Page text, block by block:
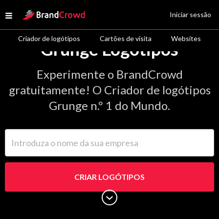
Open menu
Site Logo
Criador de logótipos Cartões de visita Websites
Iniciar sessão
Grunge Logótipos
Experimente o BrandCrowd
gratuitamente! O Criador de logótipos
Grunge n.º 1 do Mundo.
CRIAR LOGÓTIPOS